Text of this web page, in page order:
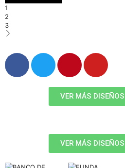
1
2
3
VER MÁS
VER MÁS